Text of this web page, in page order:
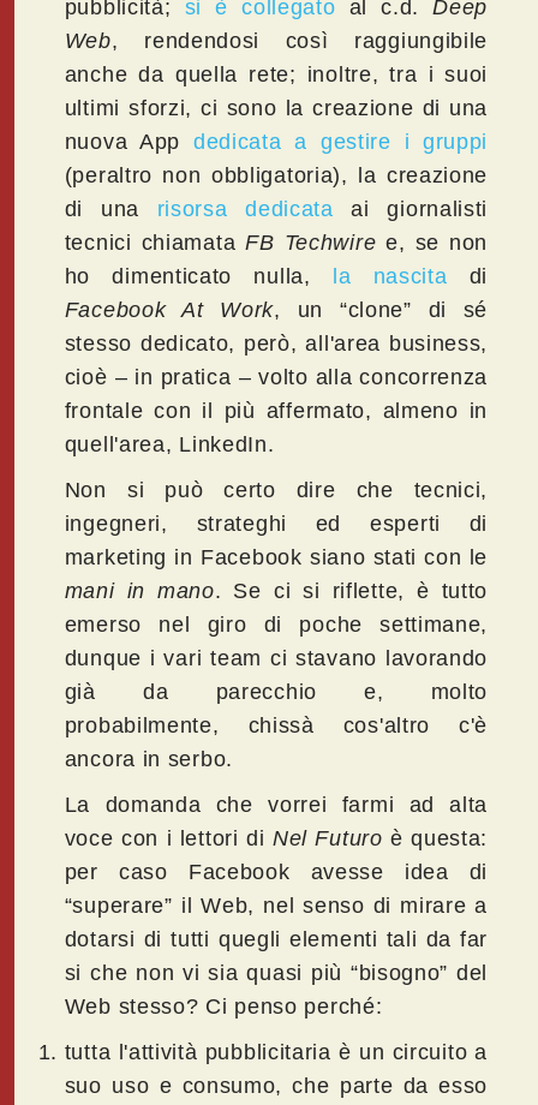
pubblicità; si è collegato al c.d.Deep
Web, rendendosi così raggiungibile
anche da quella rete; inoltre, tra i suoi
ultimi sforzi, ci sono la creazione di una
nuova App dedicata a gestire i gruppi
(peraltro non obbligatoria), la creazione
di una risorsa dedicata ai giornalisti
tecnici chiamataFB Techwire e, se non
ho dimenticato nulla, la nascita di
Facebook At Work, un “clone” di sé
stesso dedicato, però, all'area business,
cioè – in pratica – volto alla concorrenza
frontale con il più affermato, almeno in
quell'area, LinkedIn.
Non si può certo dire che tecnici,
ingegneri, strateghi ed esperti di
marketing in Facebook siano stati con le
mani in mano. Se ci si riflette, è tutto
emerso nel giro di poche settimane,
dunque i vari team ci stavano lavorando
già da parecchio e, molto
probabilmente, chissà cos'altro c'è
ancora in serbo.
La domanda che vorrei farmi ad alta
voce con i lettori di Nel Futuro è questa:
per caso Facebook avesse idea di
“superare” il Web, nel senso di mirare a
dotarsi di tutti quegli elementi tali da far
si che non vi sia quasi più “bisogno” del
Web stesso? Ci penso perché:
tutta l'attività pubblicitaria è un circuito a
suo uso e consumo, che parte da esso